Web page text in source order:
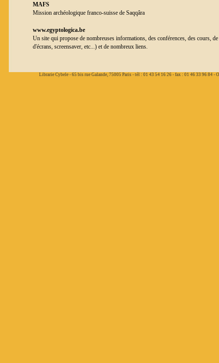
MAFS
Mission archéologique franco-suisse de Saqqâra
www.egyptologica.be
Un site qui propose de nombreuses informations, des conférences, des cours,
d'écrans, screensaver, etc...) et de nombreux liens.
Librarie Cybele - 65 bis rue Galande, 75005 Paris - tél : 01 43 54 16 26 - fax : 01 46 33 96 84